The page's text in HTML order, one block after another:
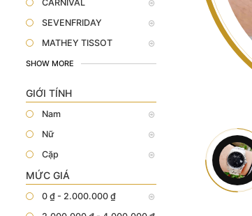
CARNIVAL
SEVENFRIDAY
MATHEY TISSOT
SHOW MORE
GIỚI TÍNH
Nam
Nữ
Cặp
MỨC GIÁ
0 ₫ - 2.000.000 ₫